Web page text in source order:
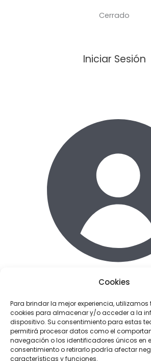
Cookies
Para brindar la mejor experiencia,
cookies para almacenar y/o acceder a la
dispositivo. Su consentimiento para estas
permitirá procesar datos como el
navegación o los identificadores únicos en
consentimiento o retirarlo podría afectar
características y funciones.
Cerrado
Iniciar Sesión
Enlaces de interes
Terminos y condiciones
Politica de Privacidad
Política de cookies